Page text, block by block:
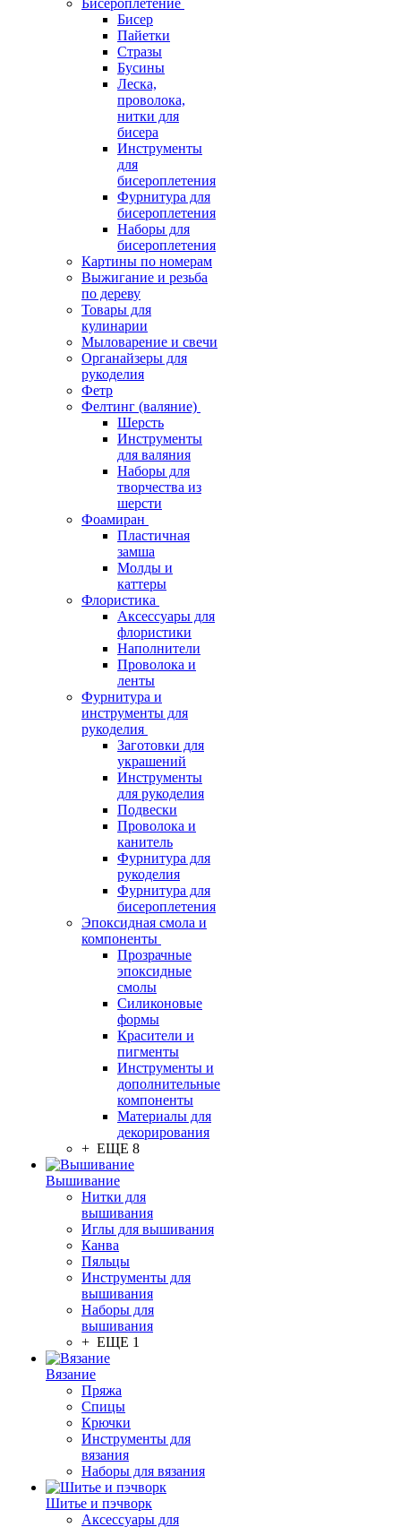
Бисероплетение
Бисер
Пайетки
Стразы
Бусины
Леска,
проволока,
нитки для
бисера
Инструменты
для
бисероплетения
Фурнитура для
бисероплетения
Наборы для
бисероплетения
Картины по номерам
Выжигание и резьба
по дереву
Товары для
кулинарии
Мыловарение и свечи
Органайзеры для
рукоделия
Фетр
Фелтинг (валяние)
Шерсть
Инструменты
для валяния
Наборы для
творчества из
шерсти
Фоамиран
Пластичная
замша
Молды и
каттеры
Флористика
Аксессуары для
флористики
Наполнители
Проволока и
ленты
Фурнитура и
инструменты для
рукоделия
Заготовки для
украшений
Инструменты
для рукоделия
Подвески
Проволока и
канитель
Фурнитура для
рукоделия
Фурнитура для
бисероплетения
Эпоксидная смола и
компоненты
Прозрачные
эпоксидные
смолы
Силиконовые
формы
Красители и
пигменты
Инструменты и
дополнительные
компоненты
Материалы для
декорирования
+ ЕЩЕ 8
Вышивание
Нитки для
вышивания
Иглы для вышивания
Канва
Пяльцы
Инструменты для
вышивания
Наборы для
вышивания
+ ЕЩЕ 1
Вязание
Пряжа
Спицы
Крючки
Инструменты для
вязания
Наборы для вязания
Шитье и пэчворк
Аксессуары для